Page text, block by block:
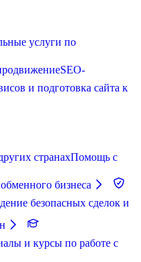
услуги по
SEO-
и подготовка сайта к
странахПомощь с
бизнеса
безопасных сделок и
и курсы по работе с